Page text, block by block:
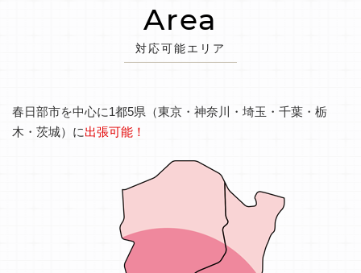
Area
対応可能エリア
春日部市を中心に1都5県（東京・神奈川・埼玉・千葉・栃
木・茨城）に出張可能！